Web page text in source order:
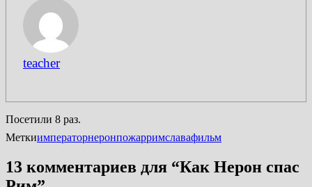
teacher
Посетили 8 раз.
Меткиимператорнеронпожарримславафильм
13 комментариев для “Как Нерон спас